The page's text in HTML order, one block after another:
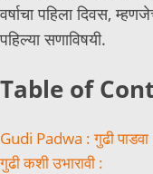
वर्षाचा पहिला दिवस,
पहिल्या सणाविषयी.
Table of
Gudi Padwa : गुढी पाडवा
गुढी कशी उभारावी :